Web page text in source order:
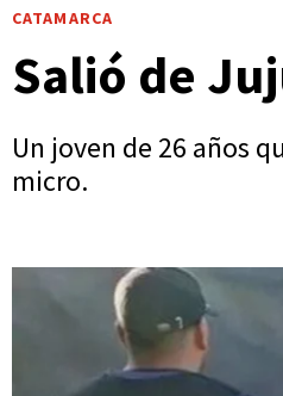
CATAMARCA
Salió de
Un joven de 26 años
micro.